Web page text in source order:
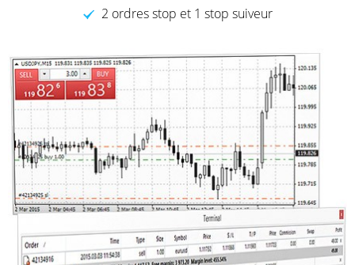
2 ordres stop et 1 stop suiveur